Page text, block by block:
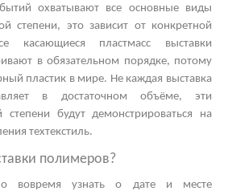
охватывают все основные виды
степени, это зависит от конкретной
касающиеся пластмасс выставки
в обязательном порядке, потому
пластик в мире. Не каждая выставка
в достаточном объёме, эти
будут демонстрироваться на
техтекстиль.
полимеров?
вовремя узнать о дате и месте